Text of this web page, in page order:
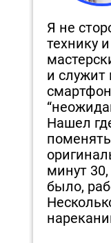
Я не
технику
и служит
Нашел
минут
было,